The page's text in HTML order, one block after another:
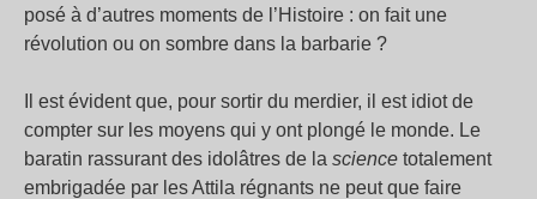
posé à d’autres moments de l’Histoire : on fait une
révolution ou on sombre dans la barbarie ?
Il est évident que, pour sortir du merdier, il est idiot de
compter sur les moyens qui y ont plongé le monde. Le
baratin rassurant des idolâtres de la science totalement
embrigadée par les Attila régnants ne peut que faire